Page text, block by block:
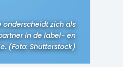
onderscheidt zich als
in de label- en
(Foto: Shutterstock)